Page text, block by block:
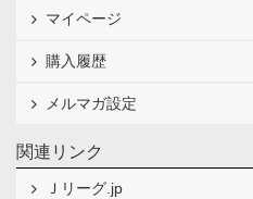
マイページ
購入履歴
メルマガ設定
関連リンク
Ｊリーグ.jp